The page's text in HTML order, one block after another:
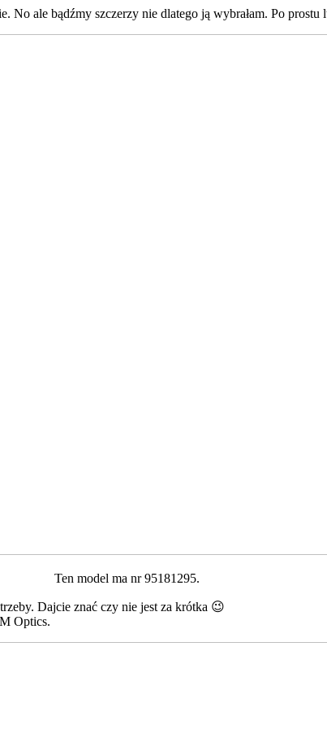
ale bądźmy szczerzy nie dlatego ją wybrałam. Po prostu
Ten model ma nr 95181295.
Dajcie znać czy nie jest za krótka 😉
Optics.